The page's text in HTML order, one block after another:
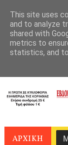
ΑΡΧΙΚΗ
This site uses
and to analyze
shared with
metrics to
statistics, and